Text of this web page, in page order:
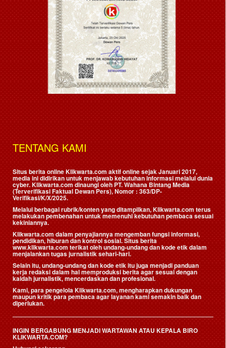
TENTANG KAMI
Situs berita online Klikwarta.com aktif online sejak Januari 2017,
media ini didirikan untuk menjawab kebutuhan informasi melalui dunia
cyber. Klikwarta.com dinaungi oleh PT. Wahana Bintang Media
(Terverifikasi Faktual Dewan Pers), Nomor : 363/DP-
Verifikasi/K/X/2025.
Melalui berbagai rubrik/konten yang ditampilkan, Klikwarta.com terus
melakukan pembenahan untuk memenuhi kebutuhan pembaca sesuai
kekiniannya.
Klikwarta.com dalam penyajiannya mengemban fungsi informasi,
pendidikan, hiburan dan kontrol sosial. Situs berita
www.klikwarta.com terikat oleh undang-undang dan kode etik dalam
menjalankan tugas jurnalistik sehari-hari.
Selain itu, undang-undang dan kode etik itu juga menjadi panduan
kerja redaksi dalam hal memproduksi berita agar sesuai dengan
kaidah jurnalistik, mencerdaskan dan profesional.
Kami, para pengelola Klikwarta.com, mengharapkan dukungan
maupun kritik para pembaca agar layanan kami semakin baik dan
diperlukan.
INGIN BERGABUNG MENJADI WARTAWAN ATAU KEPALA BIRO
KLIKWARTA.COM?